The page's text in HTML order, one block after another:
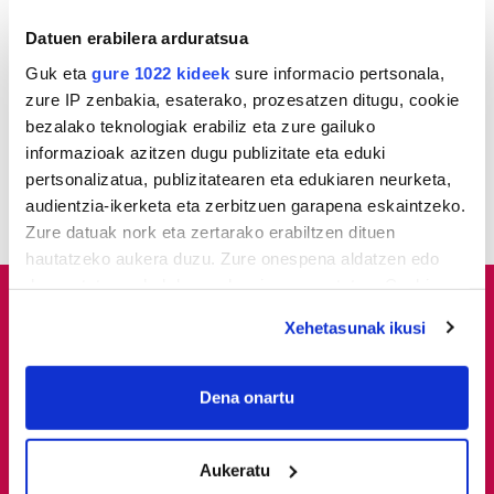
Datuen erabilera arduratsua
Guk eta gure 1022 kideek sure informacio pertsonala,
zure IP zenbakia, esaterako, prozesatzen ditugu, cookie
bezalako teknologiak erabiliz eta zure gailuko
informazioak azitzen dugu publizitate eta eduki
pertsonalizatua, publizitatearen eta edukiaren neurketa,
audientzia-ikerketa eta zerbitzuen garapena eskaintzeko.
Zure datuak nork eta zertarako erabiltzen dituen
hautatzeko aukera duzu. Zure onespena aldatzen edo
If you allow, we would also like to:
Collect information about your geographical
meters
Identify your device by actively scanning it for
Xehetasunak ikusi
Dena onartu
Aukeratu
2
osasun publikoaren
3
Ione Iruretagoiena
zubietarraren bi soineko
jantzi zituen Amaia
Monterok Illunben